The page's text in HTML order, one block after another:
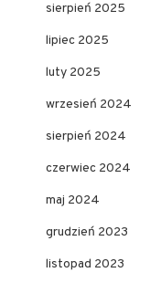
sierpień 2025
lipiec 2025
luty 2025
wrzesień 2024
sierpień 2024
czerwiec 2024
maj 2024
grudzień 2023
listopad 2023